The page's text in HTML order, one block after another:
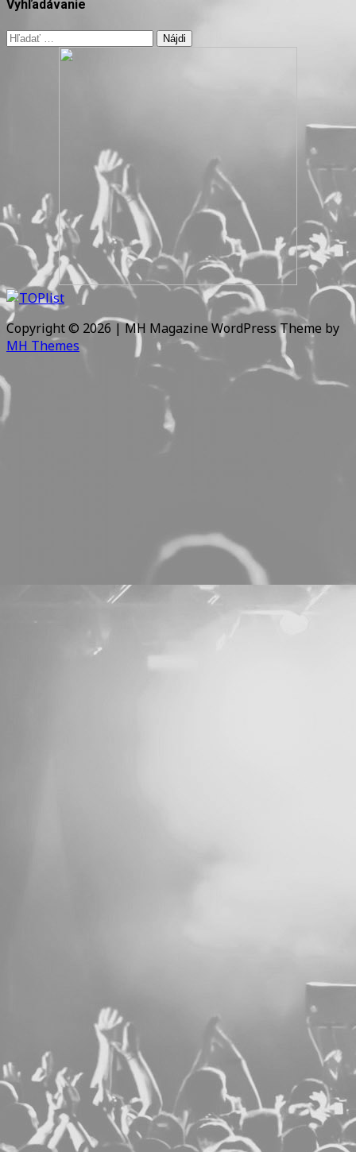
Vyhľadávanie
Hľadať:
Copyright © 2026 | MH Magazine WordPress Theme by
MH Themes